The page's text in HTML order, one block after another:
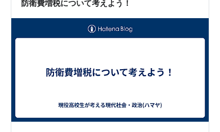
防衛費増税について考えよう！